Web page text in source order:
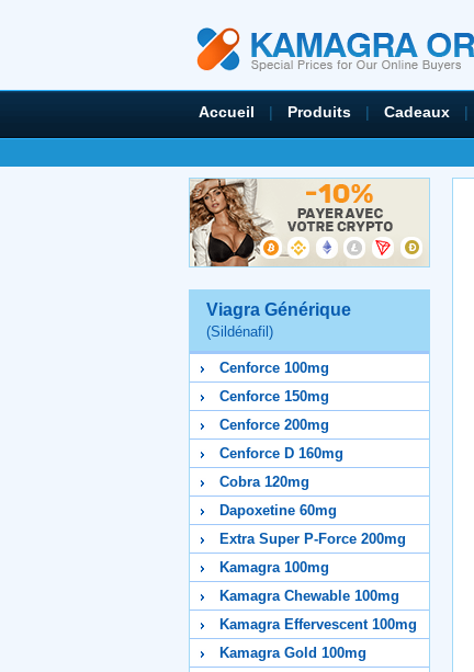
Accueil | Produits | Cadeaux |
Viagra Générique
(Sildénafil)
Cenforce 100mg
Cenforce 150mg
Cenforce 200mg
Cenforce D 160mg
Cobra 120mg
Dapoxetine 60mg
Extra Super P-Force 200mg
Kamagra 100mg
Kamagra Chewable 100mg
Kamagra Effervescent 100mg
Kamagra Gold 100mg